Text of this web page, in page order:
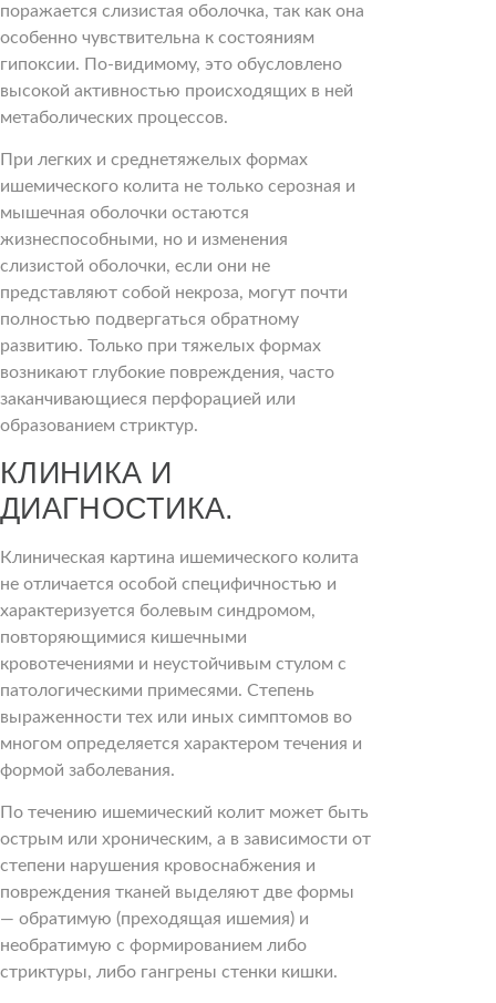
поражается слизистая оболочка, так как она
особенно чувствительна к состояниям
гипоксии. По-видимому, это обусловлено
высокой активностью происходящих в ней
метаболических процессов.
При легких и среднетяжелых формах
ишемического колита не только серозная и
мышечная оболочки остаются
жизнеспособными, но и изменения
слизистой оболочки, если они не
представляют собой некроза, могут почти
полностью подвергаться обратному
развитию. Только при тяжелых формах
возникают глубокие повреждения, часто
заканчивающиеся перфорацией или
образованием стриктур.
КЛИНИКА И
ДИАГНОСТИКА.
Клиническая картина ишемического колита
не отличается особой специфичностью и
характеризуется болевым синдромом,
повторяющимися кишечными
кровотечениями и неустойчивым стулом с
патологическими примесями. Степень
выраженности тех или иных симптомов во
многом определяется характером течения и
формой заболевания.
По течению ишемический колит может быть
острым или хроническим, а в зависимости от
степени нарушения кровоснабжения и
повреждения тканей выделяют две формы
— обратимую (преходящая ишемия) и
необратимую с формированием либо
стриктуры, либо гангрены стенки кишки.